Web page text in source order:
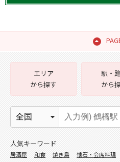
エリア
から探す
駅・
から
人気キーワード
居酒屋 和食 焼き鳥 懐石・会席料理